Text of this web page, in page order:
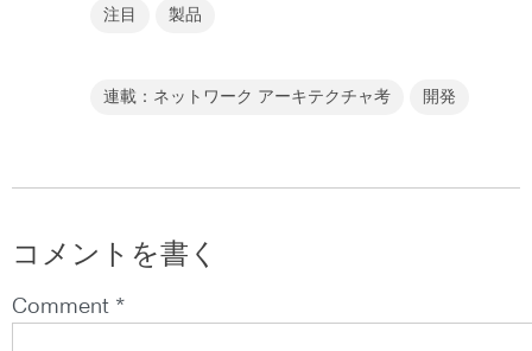
注目 製品
連載：ネットワーク アーキテクチャ考 開発
コメントを書く
Comment *